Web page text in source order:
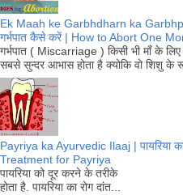
Ek Maah ke Garbhdharn ka
गर्भपात कैसे करें | How to Abort One
गर्भपात ( Miscarriage ) किसी भी माँ के
सबसे सुन्दर आभास होता है क्योकि वो शिशु
Payriya ka Ayurvedic Ilaaj | पायरिया
Treatment for Payriya
पायरिया को दूर करने के
होता है. पायरिया का रोग दांत...